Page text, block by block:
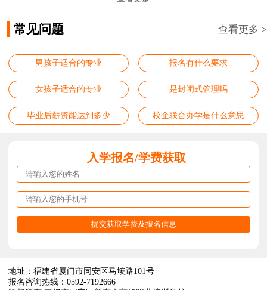
常见问题 查看更多 >
男孩子适合的专业 报名有什么要求
女孩子适合的专业 是封闭式管理吗
毕业后薪资能达到多少 校企联合办学是什么意思
入学报名/学费获取
地址：福建省厦门市同安区马垵路101号
报名咨询热线：0592-7192666